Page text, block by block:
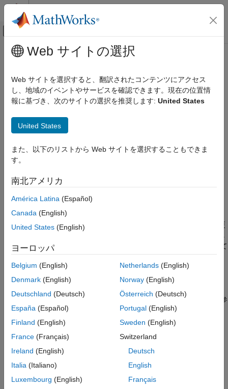
コンテンツへスキップ
オフキャンバス ナビゲーション メ
ドキュメンテーションのホーム
プログラミング
クラス
項目一覧
説明
例
バージョン履歴
メインコンテンツ
stepImpl
クラス:matlab.System
このページをすべて展開する
構文
[output,output2,...] = stepImpl(obj,input1,input2,...)
説明
[ ,output2,...] = stepImpl(
System object™ の実行時に実行するアルゴリズムを指定しま
す。オブジェクトを実行すると、入力、プロパティおよび状態更
新の式を使用して出力を計算し、オブジェクトの状態値を更新し
ます。また、
メソッドの代わりに関数と似た構文を使用して
オブジェクトを実行することもできます。たとえば、txfourier
= dsp.FFTを使用して FFT オブジェクトを定義すると、
txfourier()を使用して簡単に実行できます。
System object の概念の詳細については、 System object とは
を参
照してください。
stepImpl は、System object を実行するときに
び出されます。また、System object は、
System object 名によって実行することもできます。詳細につい
ては、詳細な呼び出しシーケンス を参照してください。
Web サイトの選択
Web サイトを選択すると、翻訳されたコンテンツにアクセス
し、地域のイベントやサービスを確認できます。現在の位置情
報に基づき、次のサイトの選択を推奨します: United States
United States
また、以下のリストから Web サイトを選択することもできま
す。
南北アメリカ
América Latina (Español)
Canada (English)
United States (English)
ヨーロッパ
Belgium (English)
Denmark (English)
Deutschland (Deutsch)
España (Español)
Finland (English)
France (Français)
Ireland (English)
Italia (Italiano)
Luxembourg (English)
Netherlands(English)
Norway(English)
Österreich (Deutsch)
Portugal(English)
Sweden (English)
Switzerland
Deutsch
English
Français